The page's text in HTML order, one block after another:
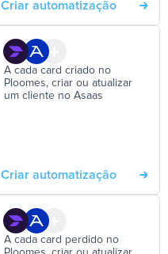
Criar automatização
A cada card criado no
Ploomes, criar ou atualizar
um cliente no Asaas
Criar automatização
A cada card perdido no